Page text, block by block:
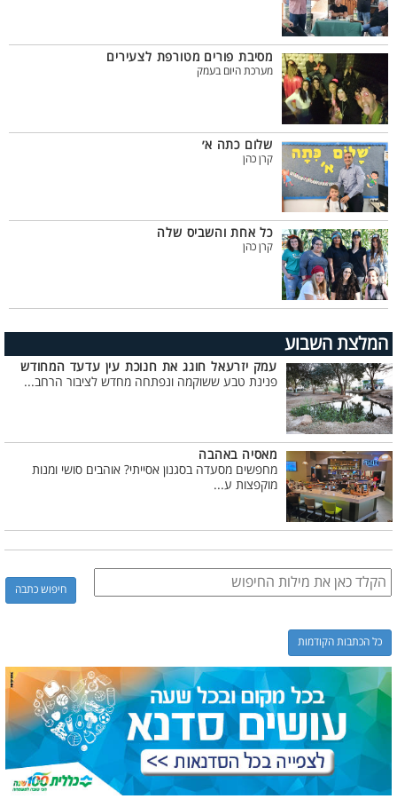
מסיבת פורים מטורפת לצעירים
מערכת היום בעמק
שלום כתה א׳
קרן כהן
כל אחת והשביס שלה
קרן כהן
המלצת השבוע
עמק יזרעאל חוגג את חנוכת עין עדעד המחודש
פנינת טבע ששוקמה ונפתחה מחדש לציבור הרחב...
מאסיה באהבה
מחפשים מסעדה בסגנון אסייתי? אוהבים סושי ומנות
מוקפצות ע...
כל הכתבות הקודמות